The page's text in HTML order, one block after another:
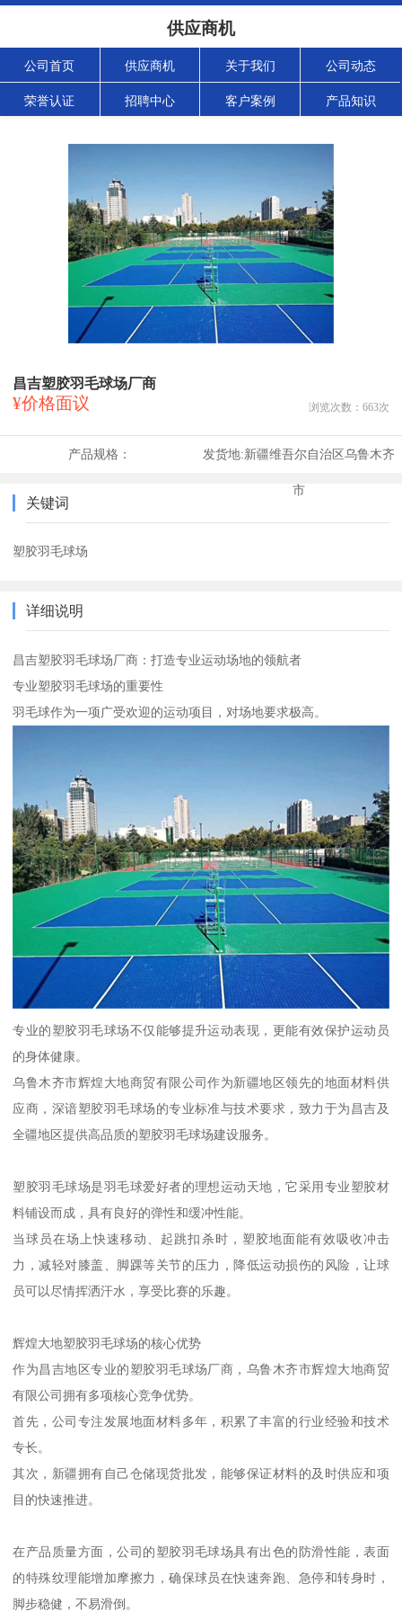
供应商机
公司首页 供应商机 关于我们 公司动态
荣誉认证 招聘中心 客户案例 产品知识
昌吉塑胶羽毛球场厂商
¥价格面议 浏览次数： 663次
产品规格： 发货地:新疆维吾尔自治区乌鲁木齐
市
关键词
塑胶羽毛球场
详细说明
昌吉塑胶羽毛球场厂商：打造专业运动场地的领航者
专业塑胶羽毛球场的重要性
羽毛球作为一项广受欢迎的运动项目，对场地要求极高。
专业的塑胶羽毛球场不仅能够提升运动表现，更能有效保护运动员
的身体健康。
乌鲁木齐市辉煌大地商贸有限公司作为新疆地区领先的地面材料供
应商，深谙塑胶羽毛球场的专业标准与技术要求，致力于为昌吉及
全疆地区提供高品质的塑胶羽毛球场建设服务。
塑胶羽毛球场是羽毛球爱好者的理想运动天地，它采用专业塑胶材
料铺设而成，具有良好的弹性和缓冲性能。
当球员在场上快速移动、起跳扣杀时，塑胶地面能有效吸收冲击
力，减轻对膝盖、脚踝等关节的压力，降低运动损伤的风险，让球
员可以尽情挥洒汗水，享受比赛的乐趣。
辉煌大地塑胶羽毛球场的核心优势
作为昌吉地区专业的塑胶羽毛球场厂商，乌鲁木齐市辉煌大地商贸
有限公司拥有多项核心竞争优势。
首先，公司专注发展地面材料多年，积累了丰富的行业经验和技术
专长。
其次，新疆拥有自己仓储现货批发，能够保证材料的及时供应和项
目的快速推进。
在产品质量方面，公司的塑胶羽毛球场具有出色的防滑性能，表面
的特殊纹理能增加摩擦力，确保球员在快速奔跑、急停和转身时，
脚步稳健，不易滑倒。